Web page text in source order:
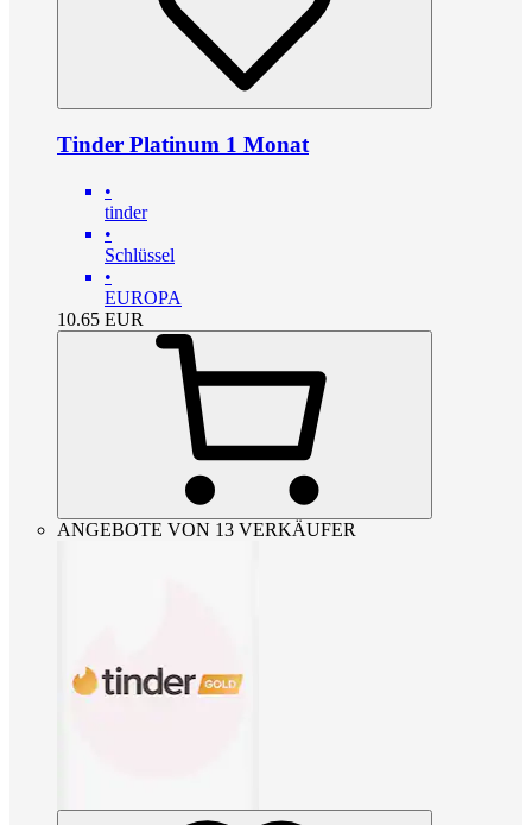
Tinder Platinum 1 Monat
•
tinder
•
Schlüssel
•
EUROPA
10.65 EUR
ANGEBOTE VON 13 VERKÄUFER